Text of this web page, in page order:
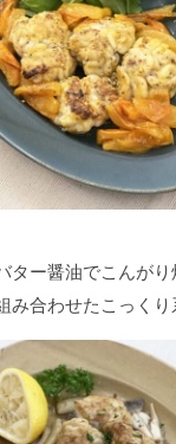
ター醤油でこんが
み合わせたこっくり